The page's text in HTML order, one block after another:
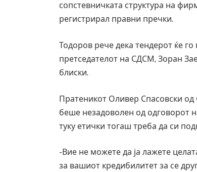
сопстевничката структура на
регистрирал правни пречки.
Тодоров рече дека тендерот ќе
претседателот на СДСМ, Зоран
блиски.
Пратеникот Оливер Спасовски
беше незадоволен од одговорот
туку етички тогаш треба да си
-Вие не можете да ја лажете
за вашиот кредибилитет за се
Уште двајца починаа од
завиткан како роденденски